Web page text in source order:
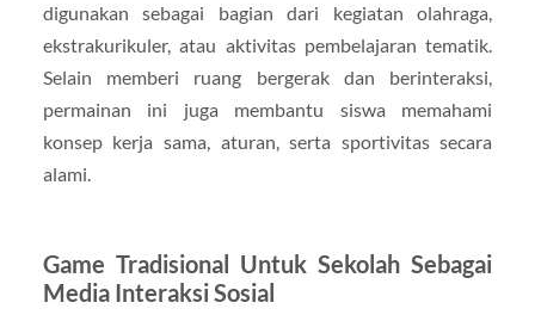
digunakan sebagai bagian dari kegiatan olahraga,
ekstrakurikuler, atau aktivitas pembelajaran tematik.
Selain memberi ruang bergerak dan berinteraksi,
permainan ini juga membantu siswa memahami
konsep kerja sama, aturan, serta sportivitas secara
alami.
Game Tradisional Untuk Sekolah Sebagai
Media Interaksi Sosial